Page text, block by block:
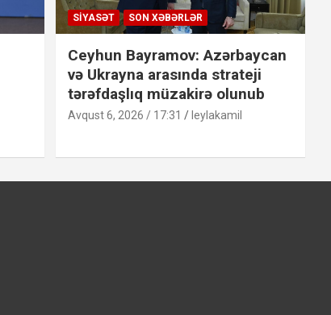
SIYASƏT SON XƏBƏRLƏR
Ceyhun Bayramov: Azərbaycan
və Ukrayna arasında strateji
tərəfdaşlıq müzakirə olunub
Avqust 6, 2026 / 17:31 leylakamil